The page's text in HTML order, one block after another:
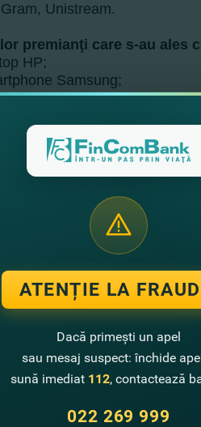
Unistream.
premianţi care s-au ales
HP;
Samsung;
Xiaomi.
cu câştigătorii din
câştigătorilor? Fii pe
unde poţi să te numeri şi
alte promoţiiAICI.
rugăm să fim contactaţi la
mulţumiri tuturor
ATENȚIE LA
Dacă primești un apel
sau mesaj suspect: închide
sună imediat 112, contactează
022 269 999